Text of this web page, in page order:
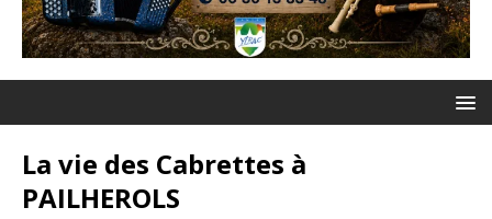
La vie des Cabrettes à
PAILHEROLS